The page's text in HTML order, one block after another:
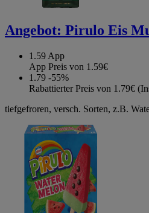
Angebot: Pirulo Eis
1.59 App
App Preis von 1.59€
1.79 -55%
Rabattierter Preis von 1.79€
tiefgefroren, versch. Sorten, z.B.